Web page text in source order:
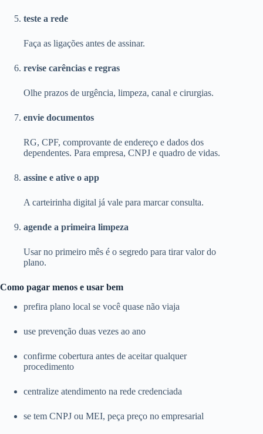
teste a rede
Faça as ligações antes de assinar.
revise carências e regras
Olhe prazos de urgência, limpeza, canal e cirurgias.
envie documentos
RG, CPF, comprovante de endereço e dados dos
dependentes. Para empresa, CNPJ e quadro de vidas.
assine e ative o app
A carteirinha digital já vale para marcar consulta.
agende a primeira limpeza
Usar no primeiro mês é o segredo para tirar valor do
plano.
Como pagar menos e usar bem
prefira plano local se você quase não viaja
use prevenção duas vezes ao ano
confirme cobertura antes de aceitar qualquer
procedimento
centralize atendimento na rede credenciada
se tem CNPJ ou MEI, peça preço no empresarial